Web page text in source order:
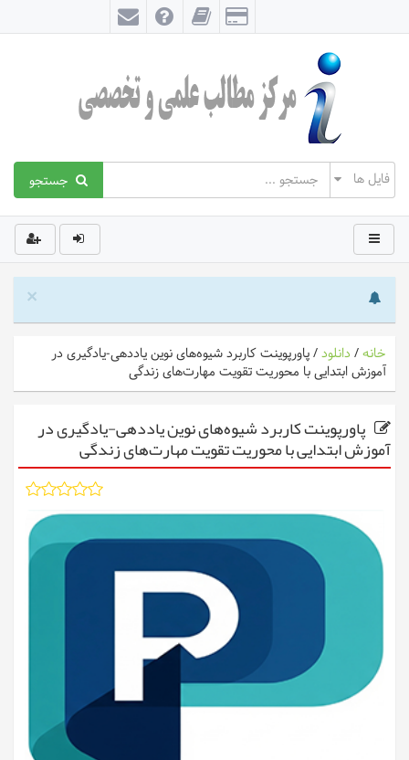
جستجو
×
خانه/ دانلود/پاورپوینت کاربرد شیوه‌های نوین یاددهی-یادگیری در
آموزش ابتدایی با محوریت تقویت مهارت‌های زندگی
پاورپوینت کاربرد شیوه‌های نوین یاددهی-یادگیری در
آموزش ابتدایی با محوریت تقویت مهارت‌های زندگی